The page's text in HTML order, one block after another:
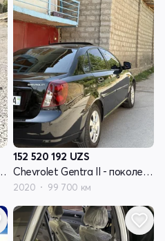
- поколение
152 520 192 UZS
Chevrolet Gentra II - поколение
2020 99 700 км